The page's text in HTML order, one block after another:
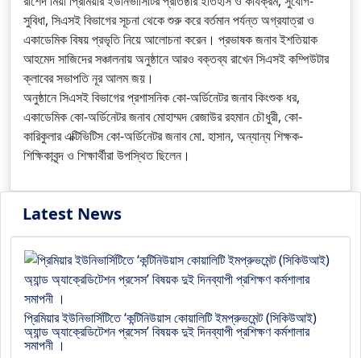
সুবিধা, সিএসই বিভাগের সূচনা থেকে শুরু করে বর্তমান পর্যন্ত অগ্রযাত্রা ও
একাডেমিক বিষয় প্রভৃতি নিয়ে আলোচনা করেন। প্রভাষক জনাব ইশতিয়াক
আহমেদ সাজিদের সঞ্চালনায় অনুষ্ঠানে আরও বক্তব্য রাখেন সিএসই কম্পিউটার
ক্লাবের সভাপতি নূর আলম জয়।
অনুষ্ঠানে সিএসই বিভাগের প্রশাসনিক কো-অর্ডিনেটর জনাব কিংশুক ধর,
একাডেমিক কো-অর্ডিনেটর জনাব মোহাম্মদ রেজাউর রহমান চৌধুরী, কো-
কারিকুলার এক্টিভিটিস কো-অর্ডিনেটর জনাব মো. হাসান, অন্যান্য শিক্ষক-
শিক্ষিকাবৃন্দ ও শিক্ষার্থীরা উপস্থিত ছিলেন।
Latest News
প্রিমিয়ার ইউনিভার্সিটিতে ‘কন্টিনিউয়াস কোয়ালিটি ইমপ্রুভমেন্ট (সিকিউআই)
অ্যান্ড অ্যাক্রেডিটেশন প্রসেস’ বিষয়ক দুই দিনব্যাপী প্রশিক্ষণ কর্মশালার
সমাপনী ।